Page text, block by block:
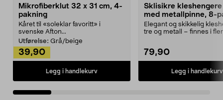
Mikrofiberklut 32 x 31 cm, 4-
pakning
Kåret til «soleklar favoritt» i
svenske Afton...
Utførelse: Grå/beige
39,90
Legg i handlekurv
Sklisikre
med metallpinne, 8-
Elegant og skikkelig
tre og metall – finnes i
79,90
Legg i handlekurv